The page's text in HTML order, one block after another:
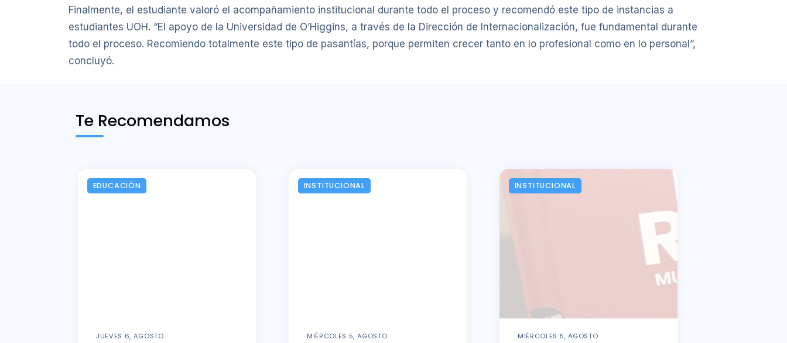
Finalmente, el estudiante valoró el acompañamiento institucional durante todo el proceso y recomendó este tipo de instancias a
estudiantes UOH. “El apoyo de la Universidad de O’Higgins, a través de la Dirección de Internacionalización, fue fundamental durante
todo el proceso. Recomiendo totalmente este tipo de pasantías, porque permiten crecer tanto en lo profesional como en lo personal”,
concluyó.
Te Recomendamos
EDUCACIÓN
JUEVES 6, AGOSTO
INSTITUCIONAL
MIÉRCOLES 5, AGOSTO
INSTITUCIONAL
MIÉRCOLES 5, AGOSTO